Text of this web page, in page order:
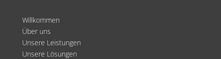
Willkommen
Über uns
Unsere Leistungen
Unsere Lösungen